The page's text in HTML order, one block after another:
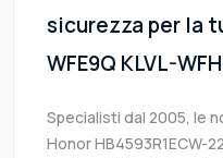
sicurezza per la
WFE9Q KLVL-
Specialisti dal 2005, le
Honor HB4593R1ECW-